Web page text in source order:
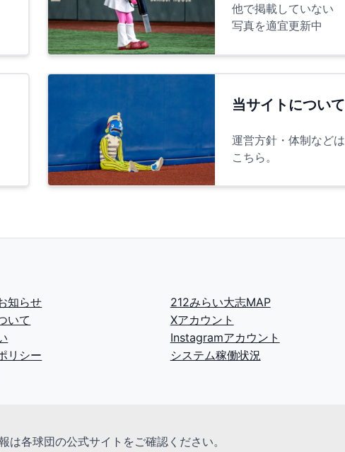
他で掲載していない
写真を適宜更新中
当サイトについて
運営方針・体制などは
こちら。
知らせ
いて
リシー
212みらい大志MAP
Xアカウント
Instagramアカウント
システム稼働状況
は各球団の公式サイトをご確認ください。